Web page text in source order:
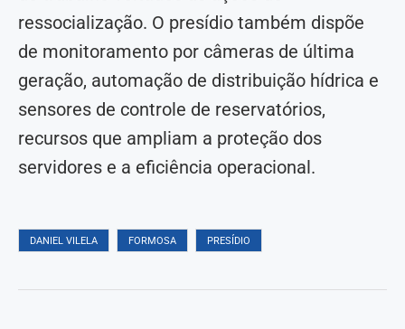
ressocialização. O presídio também dispõe
de monitoramento por câmeras de última
geração, automação de distribuição hídrica e
sensores de controle de reservatórios,
recursos que ampliam a proteção dos
servidores e a eficiência operacional.
DANIEL VILELA FORMOSA PRESÍDIO